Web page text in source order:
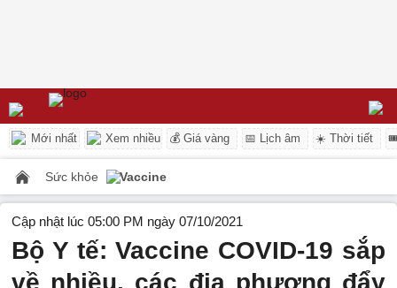
Mới nhất Xem nhiều 💰 Giá vàng 📅 Lịch âm ☀️ Thời tiết
Sức khỏe Vaccine
Cập nhật lúc 05:00 PM ngày 07/10/2021
Bộ Y tế: Vaccine COVID-19 sắp
về nhiều, các địa phương đẩy